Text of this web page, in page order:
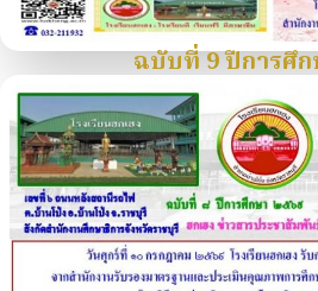
ฉบับที่ 9 ปีการศึก